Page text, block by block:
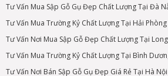
Tư Vấn Mua Sập Gỗ Gụ Đẹp Chất Lượng Tại Đà
Tư Vấn Mua Trường Kỷ Chất Lượng Tại Hải Phòng
Tư Vấn Nơi Mua Sập Gỗ Đẹp Chất Lượng Tại
Tư Vấn Mua Trường Kỷ Chất Lượng Tại Bình
Tư Vấn Nơi Bán Sập Gỗ Gụ Đẹp Giá Rẻ Tại Hà Nội